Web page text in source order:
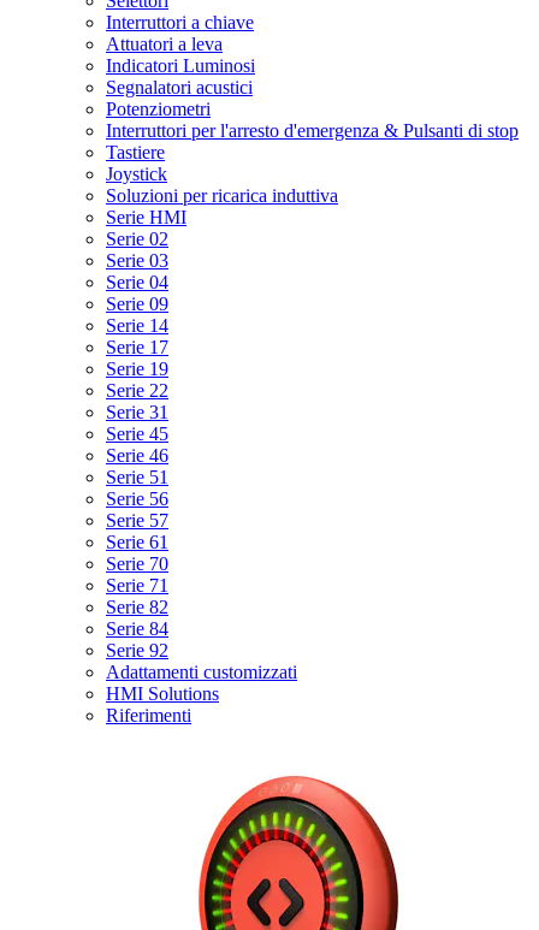
Interruttori a chiave
Attuatori a leva
Indicatori Luminosi
Segnalatori acustici
Potenziometri
Interruttori per l'arresto d'emergenza & Pulsanti di stop
Tastiere
Joystick
Soluzioni per ricarica induttiva
Serie HMI
Serie 02
Serie 03
Serie 04
Serie 09
Serie 14
Serie 17
Serie 19
Serie 22
Serie 31
Serie 45
Serie 46
Serie 51
Serie 56
Serie 57
Serie 61
Serie 70
Serie 71
Serie 82
Serie 84
Serie 92
Adattamenti customizzati
HMI Solutions
Riferimenti